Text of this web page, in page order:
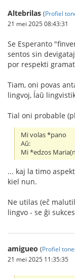
Altebrilas (Profiel
21 mei 2025 08:43:31
Se Esperanto
sentos sin
por respekti
Tiam, oni povas
lingvoj, ĺaŭ
Tial oni probable
Mi volas *pano
Aŭ:
Mi *edzos
... kaj la timo
kiel nun.
Ne utilas (eĉ
lingvo - se ĝi
amigueo (Profiel
21 mei 2025 11:35:35